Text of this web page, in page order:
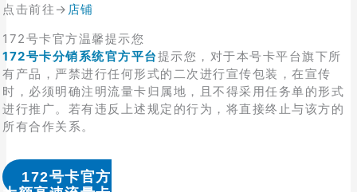
点击前往→ 店铺
172号卡官方温馨提示您
172号卡分销系统官方平台提示您，对于本号卡平台旗下所
有产品，严禁进行任何形式的二次进行宣传包装，在宣传
时，必须明确注明流量卡归属地，且不得采用任务单的形式
进行推广。若有违反上述规定的行为，将直接终止与该方的
所有合作关系。
172号卡官方